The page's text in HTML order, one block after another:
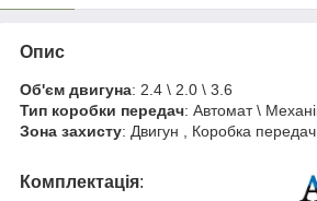
Опис
Об'єм двигуна: 2.4 \ 2.0 \ 3.6
Тип коробки передач: Автомат \
Зона захисту: Двигун , Коробка
Комплектація: